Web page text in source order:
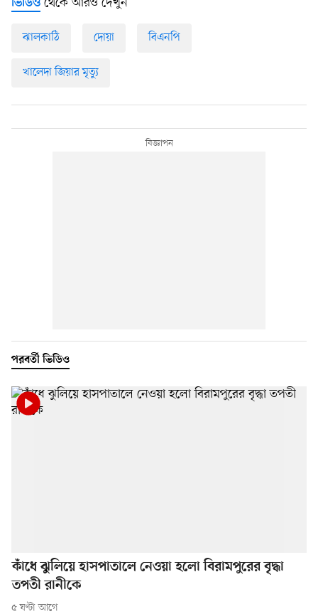
ভিডিও
ঝালকাঠি দোয়া বিএনপি
খালেদা জিয়ার মৃত্যু
পরবর্তী ভিডিও
কাঁধে ঝুলিয়ে হাসপাতালে নেওয়া হলো বিরামপুরের বৃদ্ধা
তপতী রানীকে
৫ ঘণ্টা আগে